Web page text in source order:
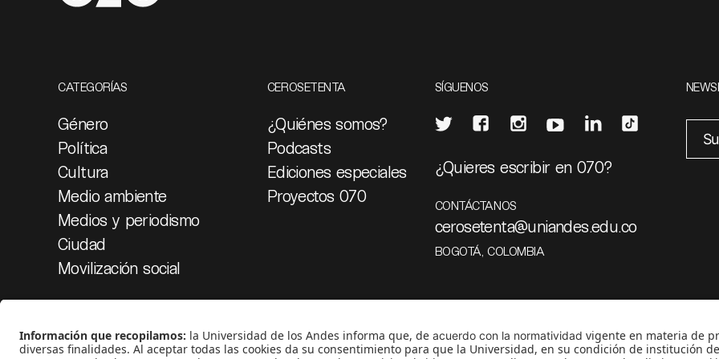
CATEGORÍAS
Género
Política
Cultura
Medio ambiente
Medios y periodismo
Ciudad
Movilización social
CEROSETENTA
¿Quiénes somos?
Podcasts
Ediciones especiales
Proyectos 070
SÍGUENOS
¿Quieres escribir en 070?
CONTÁCTANOS
cerosetenta@uniandes.edu.co
BOGOTÁ, COLOMBIA